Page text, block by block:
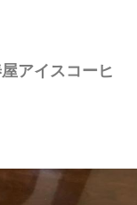
アイスコーヒ